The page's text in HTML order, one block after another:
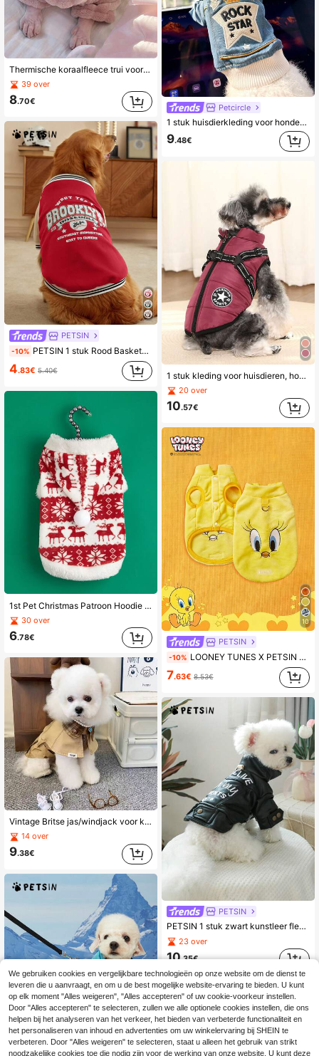
Thermische koraalfleece trui voor Sfinx-katten - Warme winterkleding voor haarloze katten, huidvriendelijke coltrui, mouwloze jas die angstgevoelens vermindert voor kittens en kleine honden, niet-rekbare, nauwsluitende pasvorm (valt klein).
39 over
8.70€
PETSIN
-10% PETSIN 1 stuk Rood Basketbal Stijl: Kleurblok Truien Huisdier Cardigans
4.83€ 5.40€
1st Pet Christmas Patroon Hoodie Sweatshirt, Geschikt voor katten en honden, Modieuze Ins Stijl, Herfst/Winter
30 over
6.78€
Vintage Britse jas/windjack voor kleine/middelgrote honden, geschikt voor poedels, westies, katten, herfst/winter
14 over
9.38€
Petcircle
1 stuk huisdierkleding voor honden en katten, schattige en stijlvolle outfit voor kleine rassen zoals bichon frisé, poedel, puppy, kitten - casual, modieus, comfortabel rocksterontwerp
9.48€
1 stuk kleding voor huisdieren, hondenjas, gevoerde jas, klein hondenharnas, vest, riem, borstband, warme winterkleding
20 over
10.57€
10
PETSIN
-10% LOONEY TUNES X PETSIN 1 stuk geborduurd geel klein geel vogeltje pluche warm mouwloos antislip jasje met trekgesp voor katten en honden, geweldig voor binnenwarmte of veilige winterwandelingen buiten
7.63€ 8.53€
PETSIN
PETSIN 1 stuk zwart kunstleer fleecejack met borduursel voor huisdieren, aangelijnd, herfst/winter
23 over
10.35€
We gebruiken cookies en vergelijkbare technologieën op onze website om de dienst te
leveren die u aanvraagt, en om u de best mogelijke website-ervaring te bieden. U kunt
op elk moment "Alles weigeren", "Alles accepteren" of uw cookie-voorkeur instellen.
Door "Alles accepteren" te selecteren, zullen we alle optionele cookies instellen, die ons
helpen bij het analyseren van het verkeer, het bieden van verbeterde functionaliteit en
het personaliseren van inhoud en advertenties om uw winkelervaring bij SHEIN te
verbeteren. Door "Alles weigeren" te selecteren, staat u alleen het gebruik van strikt
noodzakelijke cookies toe die nodig zijn voor de werking van onze website. U kunt deze